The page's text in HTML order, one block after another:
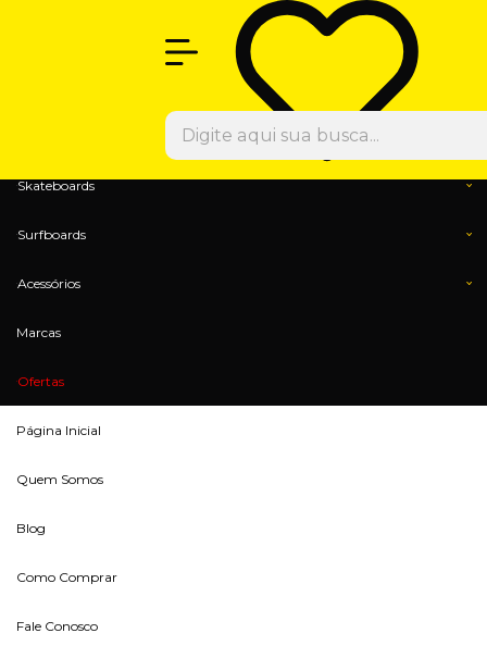
Skateboards
Surfboards
Acessórios
Marcas
Ofertas
Página Inicial
Quem Somos
Blog
Como Comprar
Fale Conosco